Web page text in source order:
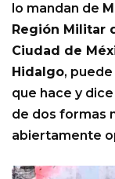
lo mandan de
Región Militar
Ciudad de
Hidalgo,
que hace y
de dos formas
abiertamente